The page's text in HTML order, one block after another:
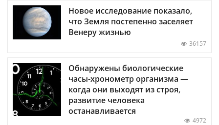
Новое исследование показало,
что Земля постепенно заселяет
Венеру жизнью
36157
Обнаружены биологические
часы-хронометр организма —
когда они выходят из строя,
развитие человека
останавливается
4972